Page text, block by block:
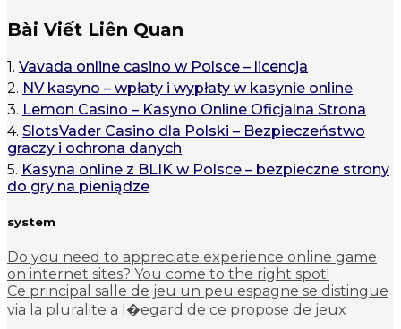
Bài Viết Liên Quan
1. Vavada online casino w Polsce – licencja
2. NV kasyno – wpłaty i wypłaty w kasynie online
3. Lemon Casino – Kasyno Online Oficjalna Strona
4. SlotsVader Casino dla Polski – Bezpieczeństwo
graczy i ochrona danych
5. Kasyna online z BLIK w Polsce – bezpieczne strony
do gry na pieniądze
system
Do you need to appreciate experience online game
on internet sites? You come to the right spot!
Ce principal salle de jeu un peu espagne se distingue
via la pluralite a l�egard de ce propose de jeux